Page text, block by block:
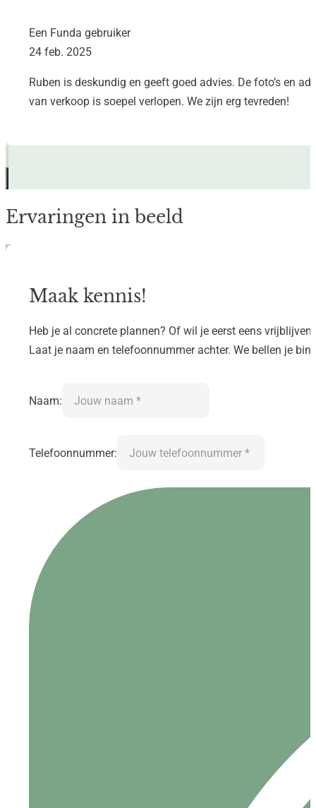
Een Funda gebruiker
24 feb. 2025
Ruben is deskundig en geeft goed advies. De foto’s en
van verkoop is soepel verlopen. We zijn erg tevreden!
Ervaringen in beeld
Maak kennis!
Heb je al concrete plannen? Of wil je eerst eens
Laat je naam en telefoonnummer achter. We bellen je
Naam:
Telefoonnummer: